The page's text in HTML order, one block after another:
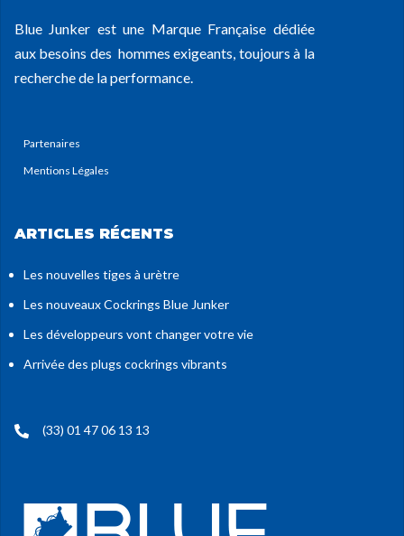
Blue Junker est une Marque Française dédiée
aux besoins des hommes exigeants, toujours à la
recherche de la performance.
Partenaires
Mentions Légales
ARTICLES RÉCENTS
Les nouvelles tiges à urètre
Les nouveaux Cockrings Blue Junker
Les développeurs vont changer votre vie
Arrivée des plugs cockrings vibrants
(33) 01 47 06 13 13